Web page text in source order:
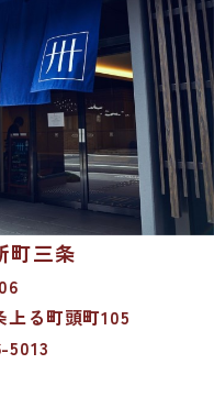
町三条
る町頭町105
5013